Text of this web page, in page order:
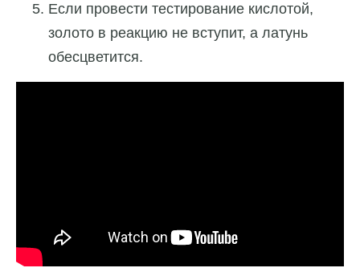
Если провести тестирование кислотой,
золото в реакцию не вступит, а латунь
обесцветится.